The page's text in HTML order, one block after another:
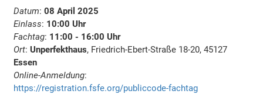
Datum:08 April 2025
Einlass: 10:00 Uhr
Fachtag: 11:00 - 16:00 Uhr
Ort:Unperfekthaus, Friedrich-Ebert-Straße 18-20, 45127
Essen
Online-Anmeldung:
https://registration.fsfe.org/publiccode-fachtag